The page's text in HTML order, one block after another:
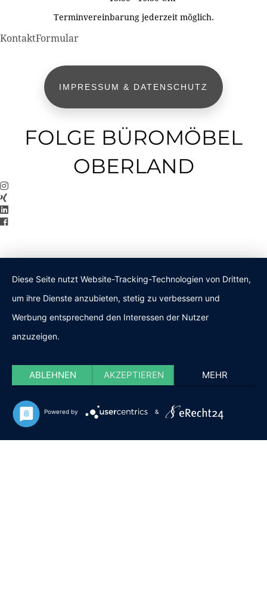
Terminvereinbarung jederzeit möglich.
KontaktFormular
IMPRESSUM & DATENSCHUTZ
FOLGE BÜROMÖBEL
OBERLAND
Diese Seite nutzt Website-Tracking-Technologien von Dritten,
um ihre Dienste anzubieten, stetig zu verbessern und
Werbung entsprechend den Interessen der Nutzer
anzuzeigen.
ABLEHNEN AKZEPTIEREN MEHR
Powered by &